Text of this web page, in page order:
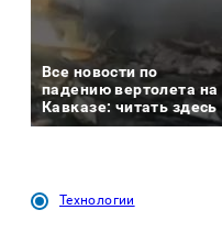
Все новости по
падению вертолета на
Кавказе: читать здесь
Технологии